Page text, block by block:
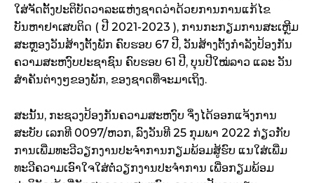
ໃສ່ຈັດຕັ້ງປະຕິບັດວາລະແຫ່ງຊາດວ່າດ້ວຍການການແກ້ໄຂ
ບັນຫາຢາເສບຕິດ ( ປີ 2021-2023 ), ການກະກຽມການສະເຫຼີມ
ສະຫຼອງວັນສ້າງຕັ້ງພັກ ຄົບຮອບ 67 ປີ, ວັນສ້າງຕັ້ງກຳລັງປ້ອງກັນ
ຄວາມສະຫງົບປະຊາຊົນ ຄົບຮອບ 61 ປີ, ບຸນປີໃໝ່ລາວ ແລະ ວັນ
ສຳຄັນຕ່າງໆຂອງພັກ, ຂອງຊາດທີ່ຈະມາເຖິງ.
ສະນັ້ນ, ກະຊວງປ້ອງກັນຄວາມສະຫງົບ ຈຶ່ງໄດ້ອອກແຈ້ງການ
ສະບັບ ເລກທີ 0097/ຫວກ, ລົງວັນທີ 25 ກຸມພາ 2022 ກ່ຽວກັບ
ການເພີ່ມທະວີວຽກງານປະຈຳການກຽມພ້ອມສູ້ຮົບ ແນໃສ່ເພີ່ມ
ທະວີຄວາມເອົາໃຈໃສ່ຕໍ່ວຽກງານປະຈຳການ ເພື່ອກຽມພ້ອມ